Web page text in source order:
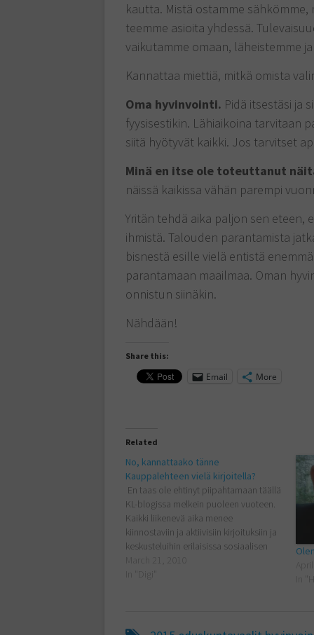
kautta. Mistä ostamme sähkömme,
teemme asioita yhdessä.
vaikutamme omaan, läheistemme
Kannattaa miettiä, mitkä omista
Oma hyvinvointi. Pidä itsestäsi ja
fyysisestikin. Lähiaikoina tarvitaan
siitä hyötyvät kaikki. Jos tarvitset
Minä en itse ole toteuttanut
näissä kaikissa vähän parempi
Yritän tehdä aika paljon sen
ihmistä. Talouden parantamista
bisnestä esille vielä entistä
parantamaan maailmaa. Oman
onnistun siinäkin.
Nähdään!
Share this:
Email More
Related
No, kannattaako tänne
Kauppalehteen vielä kirjoitella?
En taas ole ehtinyt piipahtamaan täällä
KL-blogissa melkein puoleen vuoteen.
Kaikki liikenevä aika menee
kiinnostaviin ja aktiivisiin kirjoituksiin ja
keskusteluihin erilaisissa sosiaalisen
median yhteisöissä. Sitten viime
March 21, 2010